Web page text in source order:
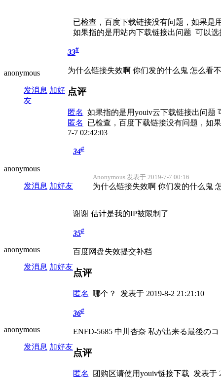
已检查，百度下载链接没有问题，如果
如果指的是用站内下载链接出问题 可以
anonymous
发消息 加好
友
33#
为什么链接失效啊 你们发的什么鬼 怎么看
点评
匿名 如果指的是用youiv云下载链接出问
匿名
已检查，百度下载链接没有问题，如
7-7 02:42:03
anonymous
发消息 加好友
34#
Anonymous 发表于 2019-7-7 00:16
为什么链接失效啊 你们发的什么鬼
谢谢 估计是我的IP被限制了
anonymous
发消息 加好友
35#
百度网盘失效提交补档
点评
匿名 哪个？ 发表于 2019-8-2 21:21:10
anonymous
发消息 加好友
36#
ENFD-5685 中川杏奈 私が出来る最後のコ
点评
匿名 团购区请使用youiv链接下载 发表于